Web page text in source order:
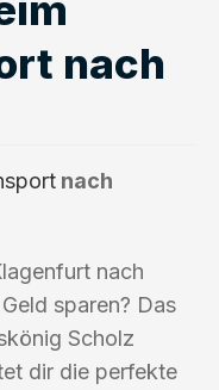
nach
nach
nach
sparen? Das
Scholz
dir die perfekte